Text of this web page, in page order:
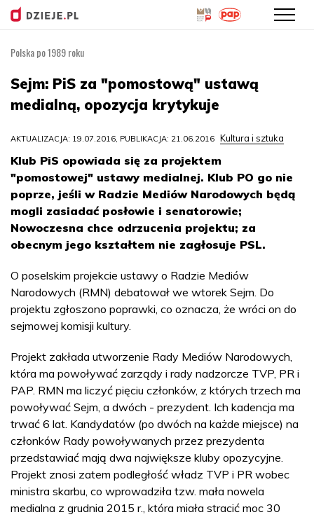
treści
Polska po 1989 roku
Sejm: PiS za "pomostową" ustawą
medialną, opozycja krytykuje
AKTUALIZACJA: 19.07.2016, PUBLIKACJA: 21.06.2016 Kultura i sztuka
Klub PiS opowiada się za projektem
"pomostowej" ustawy medialnej. Klub PO go nie
poprze, jeśli w Radzie Mediów Narodowych będą
mogli zasiadać posłowie i senatorowie;
Nowoczesna chce odrzucenia projektu; za
obecnym jego kształtem nie zagłosuje PSL.
O poselskim projekcie ustawy o Radzie Mediów
Narodowych (RMN) debatował we wtorek Sejm. Do
projektu zgłoszono poprawki, co oznacza, że wróci on do
sejmowej komisji kultury.
Projekt zakłada utworzenie Rady Mediów Narodowych,
która ma powoływać zarządy i rady nadzorcze TVP, PR i
PAP. RMN ma liczyć pięciu członków, z których trzech ma
powoływać Sejm, a dwóch - prezydent. Ich kadencja ma
trwać 6 lat. Kandydatów (po dwóch na każde miejsce) na
członków Rady powoływanych przez prezydenta
przedstawiać mają dwa największe kluby opozycyjne.
Projekt znosi zatem podległość władz TVP i PR wobec
ministra skarbu, co wprowadziła tzw. mała nowela
medialna z grudnia 2015 r., która miała stracić moc 30